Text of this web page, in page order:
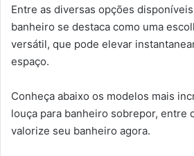
Entre as diversas opções
banheiro se destaca como uma
versátil, que pode elevar
espaço.
Conheça abaixo os modelos mais
louça para banheiro sobrepor, entre
valorize seu banheiro agora.